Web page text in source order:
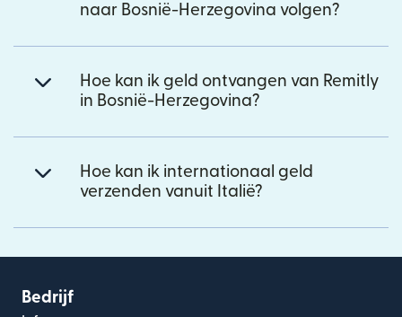
naar Bosnië-Herzegovina volgen?
Hoe kan ik geld ontvangen van Remitly
in Bosnië-Herzegovina?
Hoe kan ik internationaal geld
verzenden vanuit Italië?
Bedrijf